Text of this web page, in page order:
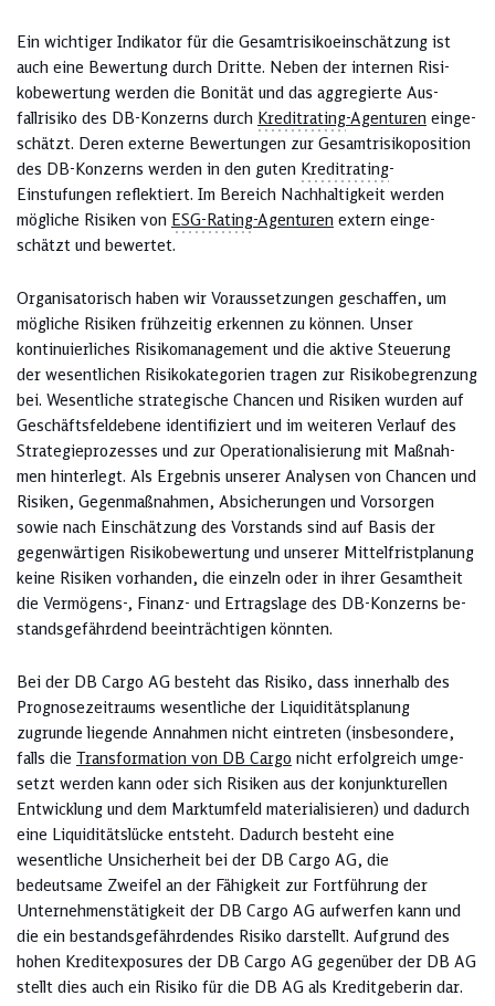
Ein wichtiger Indikator für die Gesamtrisiko­einschätzung ist
auch eine Bewertung durch Dritte. Neben der internen Risi­
kobewertung werden die Bonität und das aggregierte Aus­
fallrisiko des DB-Konzerns durch Kreditrating-Agenturen einge­
schätzt. Deren ex­terne Bewertun­gen zur Gesamtrisiko­position
des DB-Kon­zerns werden in den guten Kreditrating-
Einstufungen reflektiert. Im Bereich Nachhaltig­keit werden
mögliche Risiken von ESG-Rating-Agenturen extern einge­
schätzt und bewertet.
Organisatorisch haben wir Voraussetzungen ge­schaf­fen, um
mögliche Risiken frühzeitig erkennen zu können. Un­ser
kontinuierliches Risikomanagement und die aktive Steuerung
der wesentlichen Risikokategorien tragen zur Risi­ko­be­gren­zung
bei. Wesentliche strategi­sche Chancen und Risiken wurden auf
Geschäftsfeld­ebene identifiziert und im weiteren Verlauf des
Strategieprozesses und zur Ope­ra­tio­na­lisierung mit Maßnah­
men hinterlegt. Als Ergebnis unserer Analysen von Chancen und
Risiken, Gegenmaßnah­men, Absicherungen und Vorsorgen
sowie nach Einschät­zung des Vor­stands sind auf Basis der
gegenwär­tigen Risikobe­wer­tung und unserer Mit­telfrist­planung
keine Risiken vorhanden, die einzeln oder in ihrer Gesamtheit
die Ver­mögens-, Finanz- und Ertragslage des DB-Kon­zerns be­
stands­gefährdend beeinträchtigen könnten.
Bei der DB Cargo AG besteht das Risiko, dass innerhalb des
Prognosezeitraums wesentliche der Liquiditätsplanung
zugrunde liegende Annahmen nicht eintreten (insbesondere,
falls die Transformation von DB Cargo nicht erfolgreich umge­
setzt werden kann oder sich Risiken aus der konjunkturellen
Entwicklung und dem Marktumfeld materialisieren) und dadurch
eine Liquiditätslücke entsteht. Dadurch besteht eine
wesentliche Unsicherheit bei der DB Cargo AG, die
bedeutsame Zweifel an der Fähigkeit zur Fortführung der
Unternehmenstätigkeit der DB Cargo AG aufwerfen kann und
die ein bestandsgefährdendes Risiko darstellt. Aufgrund des
hohen Kreditexposures der DB Cargo AG gegenüber der DB AG
stellt dies auch ein Risiko für die DB AG als Kreditgeberin dar.